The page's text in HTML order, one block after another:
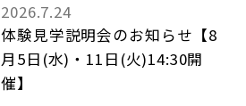
2026.7.24
体験見学説明会のお知らせ【8
月5日(水)・11日(火)14:30開
催】